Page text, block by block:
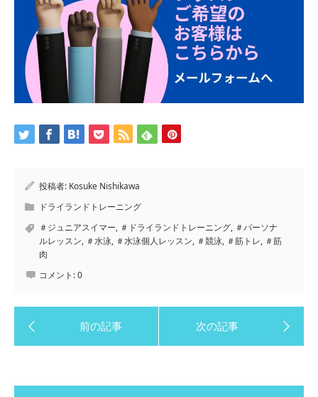
投稿者: Kosuke Nishikawa
ドライランドトレーニング
＃ジュニアスイマー, ＃ドライランドトレーニング, ＃パーソナ
ルレッスン, ＃水泳, ＃水泳個人レッスン, ＃競泳, ＃筋トレ, ＃筋
肉
コメント:0